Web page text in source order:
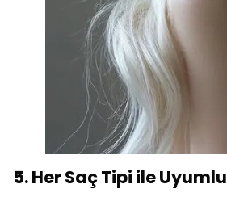
5. Her Saç Tipi ile Uyumlu